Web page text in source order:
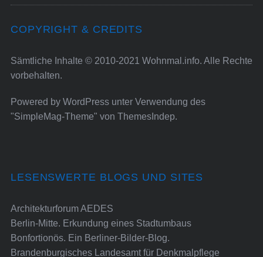
COPYRIGHT & CREDITS
Sämtliche Inhalte © 2010-2021 Wohnmal.info. Alle Rechte
vorbehalten.
Powered by WordPressunter Verwendung des
"SimpleMag-Theme" von ThemesIndep.
LESENSWERTE BLOGS UND SITES
Architekturforum AEDES
Berlin-Mitte. Erkundung eines Stadtumbaus
Bonfortionös. Ein Berliner-Bilder-Blog.
Brandenburgisches Landesamt für Denkmalpflege